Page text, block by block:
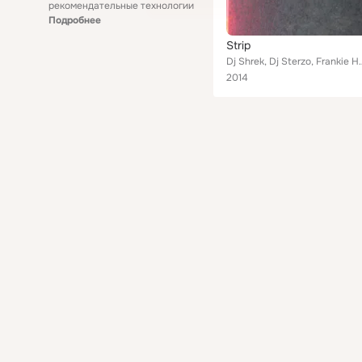
рекомендательные технологии
Подробнее
Strip
Dj Shrek, Dj Sterzo, Frankie Hughes,
2014